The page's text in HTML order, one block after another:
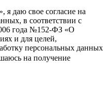
даю свое согласие на
в соответствии с
года №152-ФЗ «О
и для целей,
персональных данных
на получение